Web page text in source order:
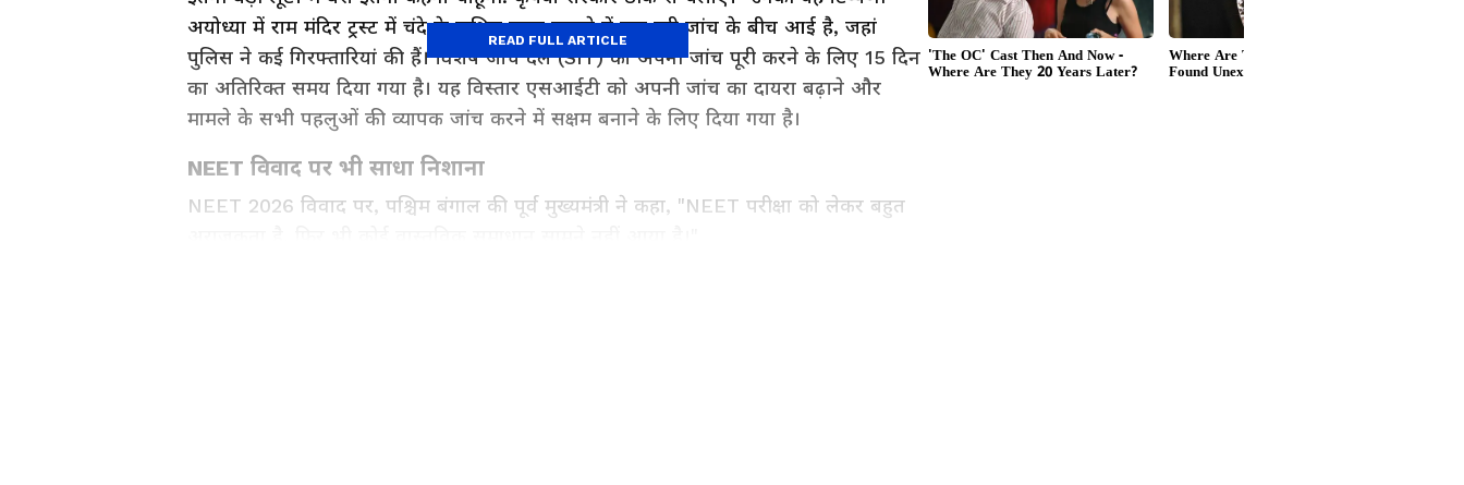
अयोध्या में राम मंदिर ट्रस्ट में चंदे के कथित गबन मामले में चल रही जांच के बीच आई है, जहां
पुलिस ने कई गिरफ्तारियां की हैं। विशेष जांच दल (SIT) को अपनी जांच पूरी करने के लिए 15 दिन
का अतिरिक्त समय दिया गया है। यह विस्तार एसआईटी को अपनी जांच का दायरा बढ़ाने और
मामले के सभी पहलुओं की व्यापक जांच करने में सक्षम बनाने के लिए दिया गया है।
NEET विवाद पर भी साधा निशाना
NEET 2026 विवाद पर, पश्चिम बंगाल की पूर्व मुख्यमंत्री ने कहा, "NEET परीक्षा को लेकर बहुत
READ FULL ARTICLE